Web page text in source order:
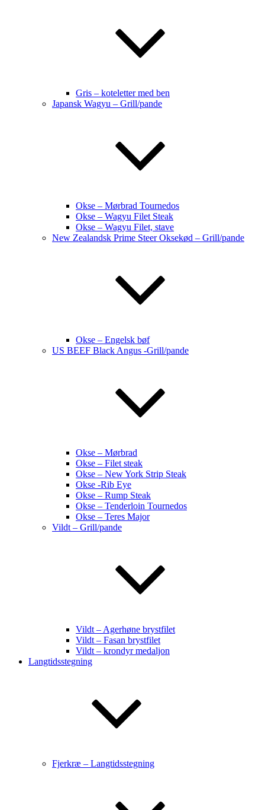
Gris – koteletter med ben
Japansk Wagyu – Grill/pande
Okse – Mørbrad Tournedos
Okse – Wagyu Filet Steak
Okse – Wagyu Filet, stave
New Zealandsk Prime Steer Oksekød – Grill/pande
Okse – Engelsk bøf
US BEEF Black Angus -Grill/pande
Okse – Mørbrad
Okse – Filet steak
Okse – New York Strip Steak
Okse -Rib Eye
Okse – Rump Steak
Okse – Tenderloin Tournedos
Okse – Teres Major
Vildt – Grill/pande
Vildt – Agerhøne brystfilet
Vildt – Fasan brystfilet
Vildt – krondyr medaljon
Langtidsstegning
Fjerkræ – Langtidsstegning